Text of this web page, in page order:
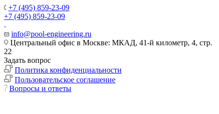
+7 (495) 859-23-09
+7 (495) 859-23-09
info@pool-engineering.ru
Центральный офис в Москве: МКАД, 41-й километр, 4, стр.
22
Задать вопрос
Политика конфиденциальности
Пользовательское соглашение
Вопросы и ответы